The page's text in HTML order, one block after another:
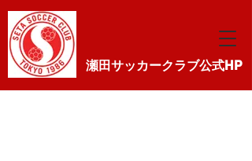
瀬田サッカークラブ公式HP